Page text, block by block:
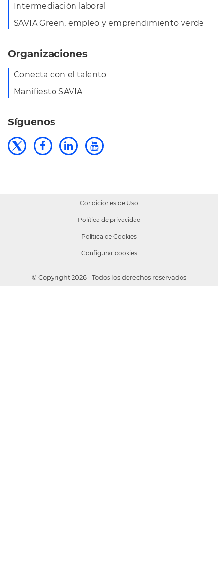
Intermediación laboral
SAVIA Green, empleo y emprendimiento verde
Organizaciones
Conecta con el talento
Manifiesto SAVIA
Síguenos
Condiciones de Uso
Política de privacidad
Política de Cookies
Configurar cookies
© Copyright 2026 - Todos los derechos reservados